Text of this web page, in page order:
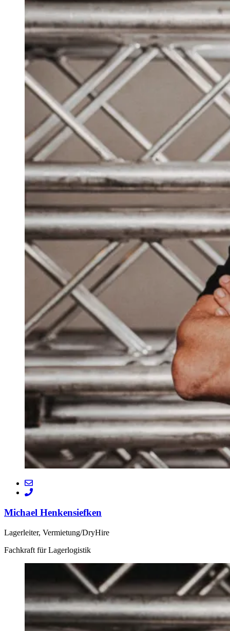
Michael Henkensiefken
Lagerleiter, Vermietung/DryHire
Fachkraft für Lagerlogistik